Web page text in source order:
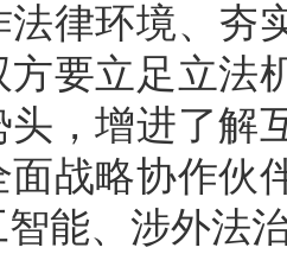
法律环境、夯
方要立足立法
头，增进了解
面战略协作伙
能、涉外法